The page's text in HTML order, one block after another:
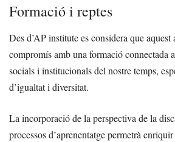
Formació i reptes
Des d’AP institute es considera que aquest
compromís amb una formació connectada
socials i institucionals del nostre temps,
d’igualtat i diversitat.
La incorporació de la perspectiva de la
processos d’aprenentatge permetrà